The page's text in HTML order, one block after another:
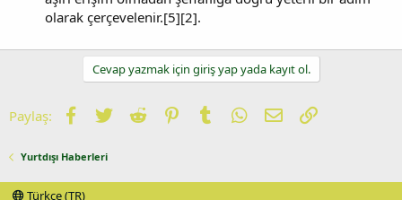
olarak çerçevelenir.[5][2].
Cevap yazmak için giriş yap yada kayıt ol.
Paylaş: Facebook
TwitterReddit PinterestTumblrWhatsApp
E-postaLink
Yurtdışı Haberleri
Türkçe (TR)